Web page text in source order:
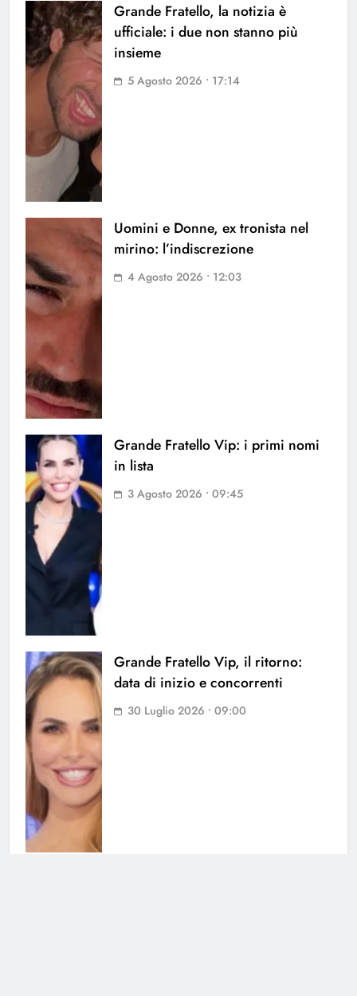
Grande Fratello, la notizia è
ufficiale: i due non stanno più
insieme
5 Agosto 2026 • 17:14
Uomini e Donne, ex tronista nel
mirino: l’indiscrezione
4 Agosto 2026 • 12:03
Grande Fratello Vip: i primi nomi
in lista
3 Agosto 2026 • 09:45
Grande Fratello Vip, il ritorno:
data di inizio e concorrenti
30 Luglio 2026 • 09:00